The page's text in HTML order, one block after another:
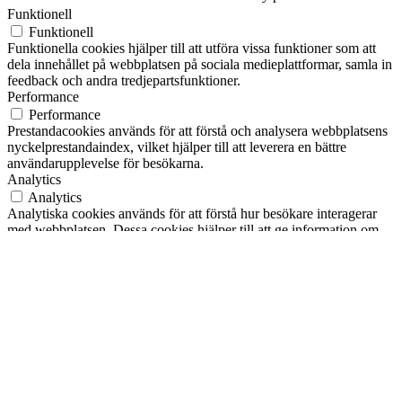
Funktionell
Funktionell
Funktionella cookies hjälper till att utföra vissa funktioner som att
dela innehållet på webbplatsen på sociala medieplattformar, samla in
feedback och andra tredjepartsfunktioner.
Performance
Performance
Prestandacookies används för att förstå och analysera webbplatsens
nyckelprestandaindex, vilket hjälper till att leverera en bättre
användarupplevelse för besökarna.
Analytics
Analytics
Analytiska cookies används för att förstå hur besökare interagerar
med webbplatsen. Dessa cookies hjälper till att ge information om